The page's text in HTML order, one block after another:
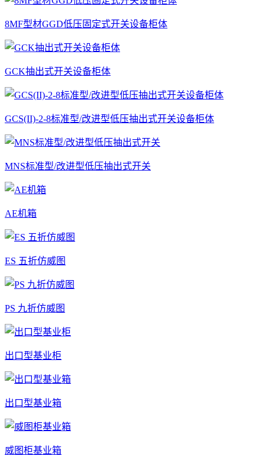
8MF型材GGD低压固定式开关设备柜体
GCK抽出式开关设备柜体
GCS(II)-2-8标准型/改进型低压抽出式开关设备柜体
MNS标准型/改进型低压抽出式开关
AE机箱
ES 五折仿威图
PS 九折仿威图
出口型基业柜
出口型基业箱
威图柜基业箱